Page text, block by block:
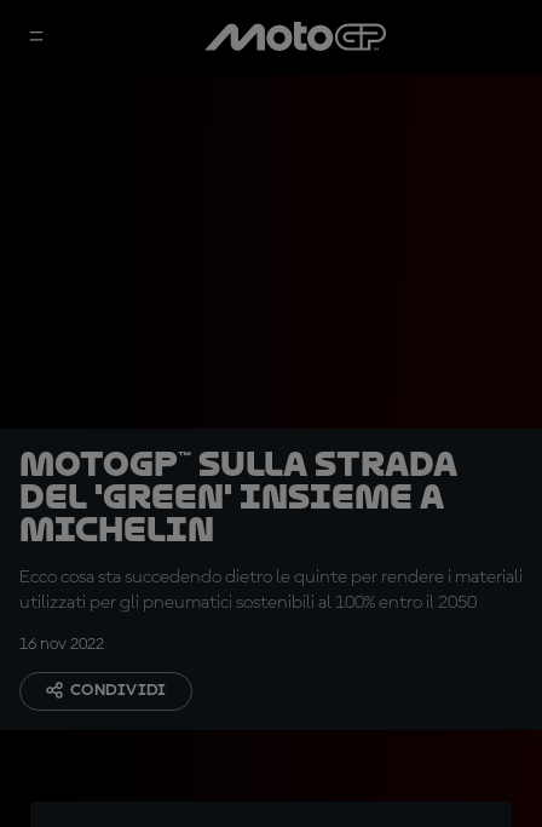
MotoGP™ sulla strada
del 'green' insieme a
Michelin
Ecco cosa sta succedendo dietro le quinte per rendere i materiali
utilizzati per gli pneumatici sostenibili al 100% entro il 2050
16 nov 2022
CONDIVIDI